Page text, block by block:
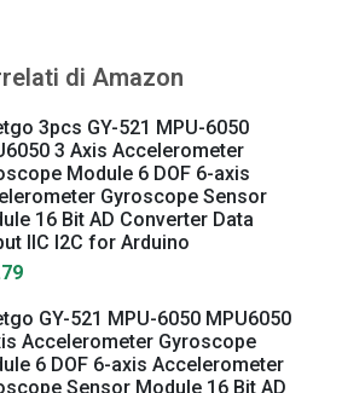
di Amazon
3pcs GY-521 MPU-6050
3 Axis Accelerometer
Module 6 DOF 6-axis
Gyroscope Sensor
16 Bit AD Converter Data
IIC I2C for Arduino
GY-521 MPU-6050 MPU6050
Accelerometer Gyroscope
6 DOF 6-axis Accelerometer
Sensor Module 16 Bit AD